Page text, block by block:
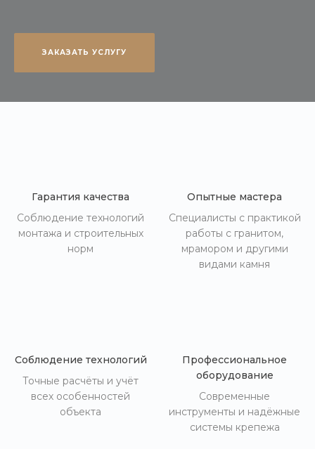
ЗАКАЗАТЬ УСЛУГУ
Гарантия качества
Соблюдение технологий
монтажа и строительных
норм
Опытные мастера
Специалисты с практикой
работы с гранитом,
мрамором и другими
видами камня
Соблюдение технологий
Точные расчёты и учёт
всех особенностей
объекта
Профессиональное
оборудование
Современные
инструменты и надёжные
системы крепежа